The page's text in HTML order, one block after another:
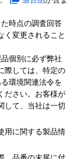
時点の調査回答
く変更されること
個別に必ず弊社
際しては、特定の
環境関連法令を
ださい。お客様が
して、当社は一切
用に関する製品情